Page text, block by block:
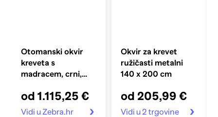
Otomanski okvir
kreveta s
madracem, crni,
od 1.115,25 €
Vidi u Zebra.hr
Okvir za krevet
ružičasti metalni
140 x 200 cm
od 205,99 €
Vidi u 2 trgovine